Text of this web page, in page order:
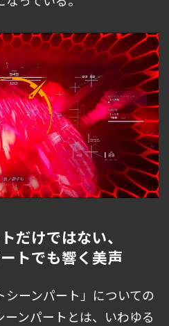
だけではない、
トでも響く美声
ーンパート」についての
ンパートとは、いわゆる